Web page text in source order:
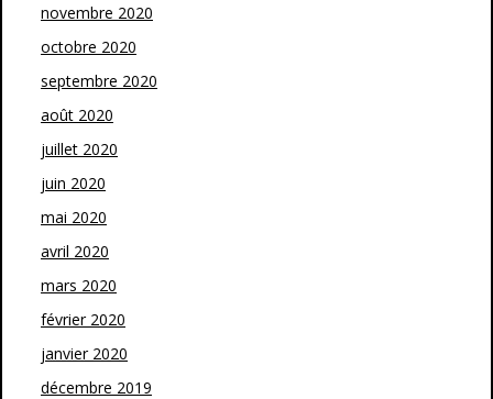
novembre 2020
octobre 2020
septembre 2020
août 2020
juillet 2020
juin 2020
mai 2020
avril 2020
mars 2020
février 2020
janvier 2020
décembre 2019